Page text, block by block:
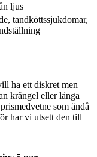
ljus
tandköttssjukdomar,
ha ett diskret men
krångel eller långa
som ändå
har vi utsett den till